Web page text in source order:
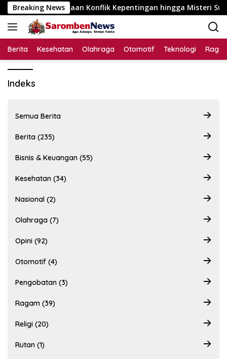
Langsung
ke
konten
Breaking News
Disorot, Dugaan Konflik Kepentingan hingga Misteri
Berita Kesehatan Olahraga Otomotif Teknologi
Indeks
Semua Berita
Berita (235)
Bisnis & Keuangan (55)
Kesehatan (34)
Nasional (2)
Olahraga (7)
Opini (92)
Otomotif (4)
Pengobatan (3)
Ragam (39)
Religi (20)
Rutan (1)